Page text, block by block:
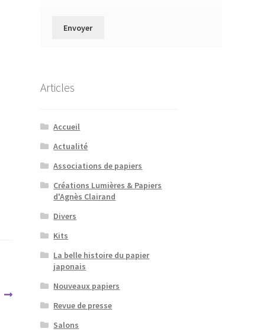
Articles
Accueil
Actualité
Associations de papiers
Créations Lumières & Papiers
d'Agnès Clairand
Divers
Kits
La belle histoire du papier
japonais
Nouveaux papiers
Revue de presse
Salons